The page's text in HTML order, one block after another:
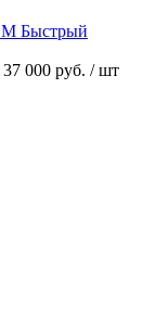
Быстрый
37 000 руб. / шт